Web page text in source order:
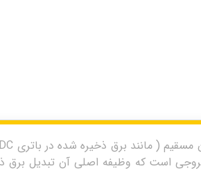
است که وظیفه اصلی آن تبدیل برق